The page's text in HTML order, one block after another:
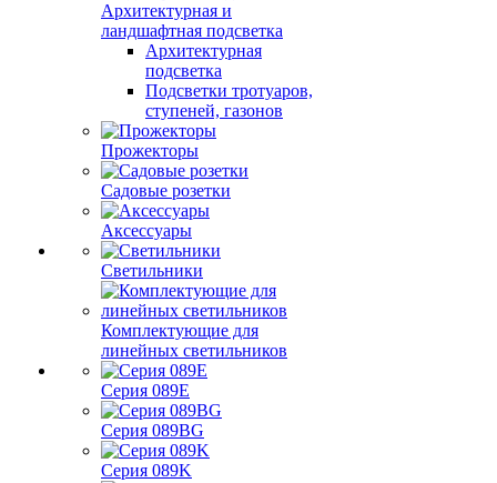
Архитектурная и
ландшафтная подсветка
Архитектурная
подсветка
Подсветки тротуаров,
ступеней, газонов
Прожекторы
Садовые розетки
Аксессуары
Светильники
Комплектующие для
линейных светильников
Серия 089E
Серия 089BG
Серия 089K